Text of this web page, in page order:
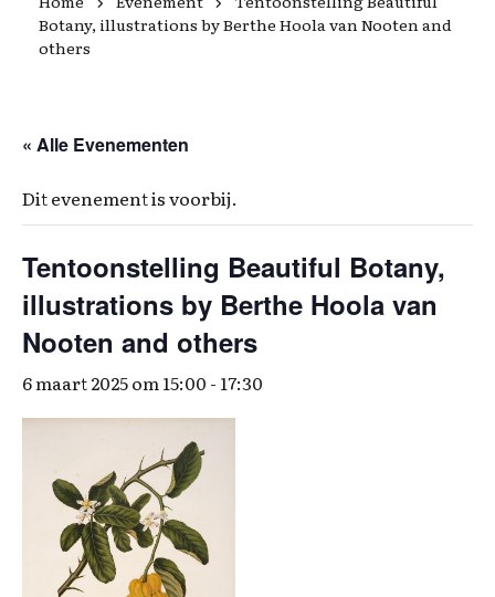
Botany, illustrations by Berthe Hoola van Nooten and
others
« Alle Evenementen
Dit evenement is voorbij.
Tentoonstelling Beautiful Botany,
illustrations by Berthe Hoola van
Nooten and others
6 maart 2025 om 15:00 - 17:30